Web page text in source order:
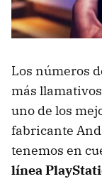
Los números
más
uno de los
fabricante
tenemos en
línea